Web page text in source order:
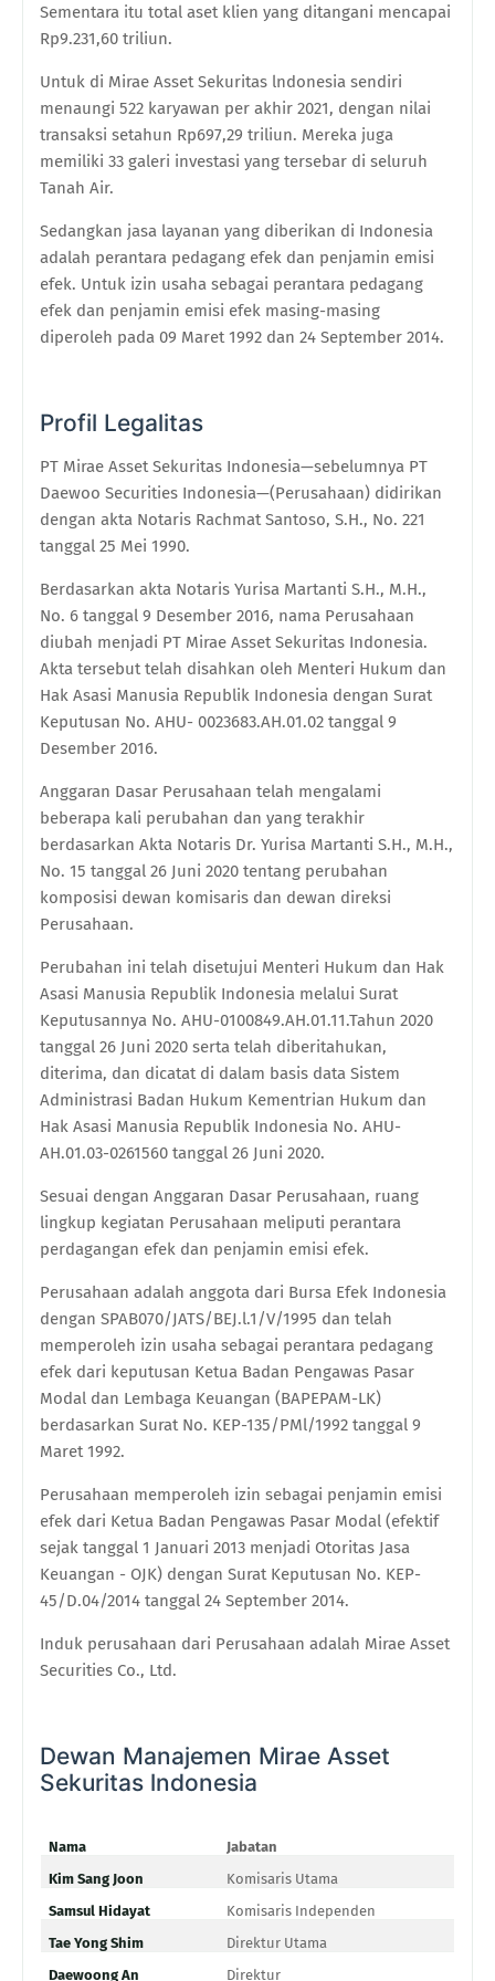
Sementara itu total aset klien yang ditangani mencapai
Rp9.231,60 triliun.
Untuk di Mirae Asset Sekuritas lndonesia sendiri
menaungi 522 karyawan per akhir 2021, dengan nilai
transaksi setahun Rp697,29 triliun. Mereka juga
memiliki 33 galeri investasi yang tersebar di seluruh
Tanah Air.
Sedangkan jasa layanan yang diberikan di Indonesia
adalah perantara pedagang efek dan penjamin emisi
efek. Untuk izin usaha sebagai perantara pedagang
efek dan penjamin emisi efek masing-masing
diperoleh pada 09 Maret 1992 dan 24 September 2014.
Profil Legalitas
PT Mirae Asset Sekuritas Indonesia—sebelumnya PT
Daewoo Securities Indonesia—(Perusahaan) didirikan
dengan akta Notaris Rachmat Santoso, S.H., No. 221
tanggal 25 Mei 1990.
Berdasarkan akta Notaris Yurisa Martanti S.H., M.H.,
No. 6 tanggal 9 Desember 2016, nama Perusahaan
diubah menjadi PT Mirae Asset Sekuritas Indonesia.
Akta tersebut telah disahkan oleh Menteri Hukum dan
Hak Asasi Manusia Republik Indonesia dengan Surat
Keputusan No. AHU- 0023683.AH.01.02 tanggal 9
Desember 2016.
Anggaran Dasar Perusahaan telah mengalami
beberapa kali perubahan dan yang terakhir
berdasarkan Akta Notaris Dr. Yurisa Martanti S.H., M.H.,
No. 15 tanggal 26 Juni 2020 tentang perubahan
komposisi dewan komisaris dan dewan direksi
Perusahaan.
Perubahan ini telah disetujui Menteri Hukum dan Hak
Asasi Manusia Republik Indonesia melalui Surat
Keputusannya No. AHU-0100849.AH.01.11.Tahun 2020
tanggal 26 Juni 2020 serta telah diberitahukan,
diterima, dan dicatat di dalam basis data Sistem
Administrasi Badan Hukum Kementrian Hukum dan
Hak Asasi Manusia Republik Indonesia No. AHU-
AH.01.03-0261560 tanggal 26 Juni 2020.
Sesuai dengan Anggaran Dasar Perusahaan, ruang
lingkup kegiatan Perusahaan meliputi perantara
perdagangan efek dan penjamin emisi efek.
Perusahaan adalah anggota dari Bursa Efek Indonesia
dengan SPAB070/JATS/BEJ.l.1/V/1995 dan telah
memperoleh izin usaha sebagai perantara pedagang
efek dari keputusan Ketua Badan Pengawas Pasar
Modal dan Lembaga Keuangan (BAPEPAM-LK)
berdasarkan Surat No. KEP-135/PMl/1992 tanggal 9
Maret 1992.
Perusahaan memperoleh izin sebagai penjamin emisi
efek dari Ketua Badan Pengawas Pasar Modal (efektif
sejak tanggal 1 Januari 2013 menjadi Otoritas Jasa
Keuangan - OJK) dengan Surat Keputusan No. KEP-
45/D.04/2014 tanggal 24 September 2014.
Induk perusahaan dari Perusahaan adalah Mirae Asset
Securities Co., Ltd.
Dewan Manajemen Mirae Asset
Sekuritas lndonesia
Nama
Jabatan
Kim Sang Joon
Komisaris Utama
Samsul Hidayat
Komisaris Independen
Tae Yong Shim
Direktur Utama
Daewoong An
Direktur